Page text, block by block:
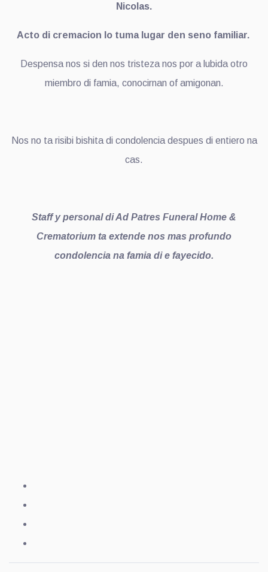
Nicolas.
Acto di cremacion lo tuma lugar den seno familiar.
Despensa nos si den nos tristeza nos por a lubida otro
miembro di famia, conocirnan of amigonan.
Nos no ta risibi bishita di condolencia despues di entiero na
cas.
Staff y personal di Ad Patres Funeral Home &
Crematorium ta extende nos mas profundo
condolencia na famia di e fayecido.